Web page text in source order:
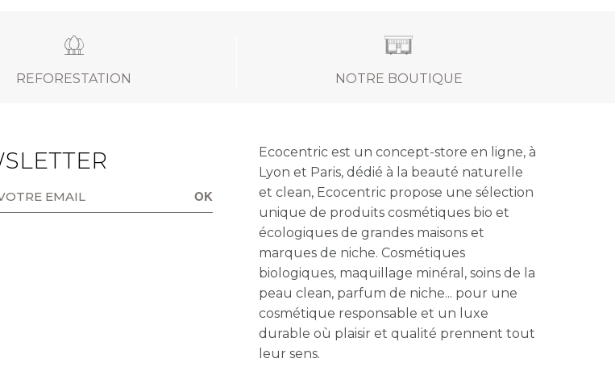
REFORESTATION NOTRE BOUTIQUE
OK
Ecocentric est un concept-store en ligne, à
Lyon et Paris, dédié à la beauté naturelle
et clean, Ecocentric propose une sélection
unique de produits cosmétiques bio et
écologiques de grandes maisons et
marques de niche. Cosmétiques
biologiques, maquillage minéral, soins de la
peau clean, parfum de niche... pour une
cosmétique responsable et un luxe
durable où plaisir et qualité prennent tout
leur sens.